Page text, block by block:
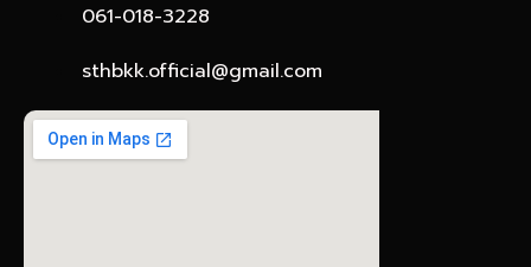
061-018-3228
sthbkk.official@gmail.com